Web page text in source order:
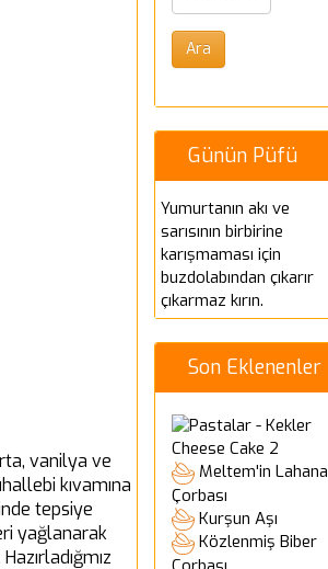
vanilya ve
kıvamına
tepsiye
yağlanarak
Günün Püfü
Yumurtanın akı ve
sarısının birbirine
karışmaması için
buzdolabından çıkarır
çıkarmaz kırın.
Son Eklenenler
Cheese Cake 2
Meltem'in Lahana
Çorbası
Kurşun Aşı
Közlenmiş Biber